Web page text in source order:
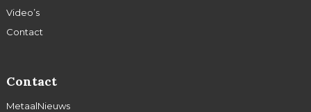
Video’s
Contact
Contact
MetaalNieuws